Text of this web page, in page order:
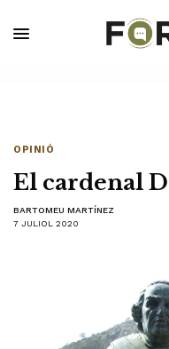
OPINIÓ
El cardenal
BARTOMEU MARTÍNEZ
7 JULIOL 2020